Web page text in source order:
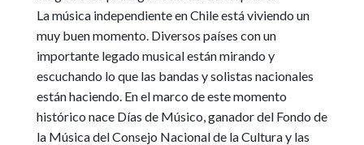
La música independiente en Chile está viviendo un
muy buen momento. Diversos países con un
importante legado musical están mirando y
escuchando lo que las bandas y solistas nacionales
están haciendo . En el marco de este momento
histórico nace Días de Músico, ganador del Fondo de
la Música del Consejo Nacional de la Cultura y las